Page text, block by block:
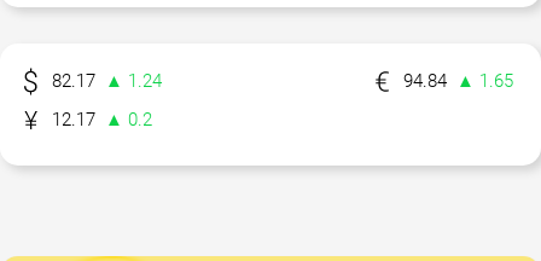
82.17 ▲ 1.24 94.84
▲ 1.65
12.17
▲ 0.2